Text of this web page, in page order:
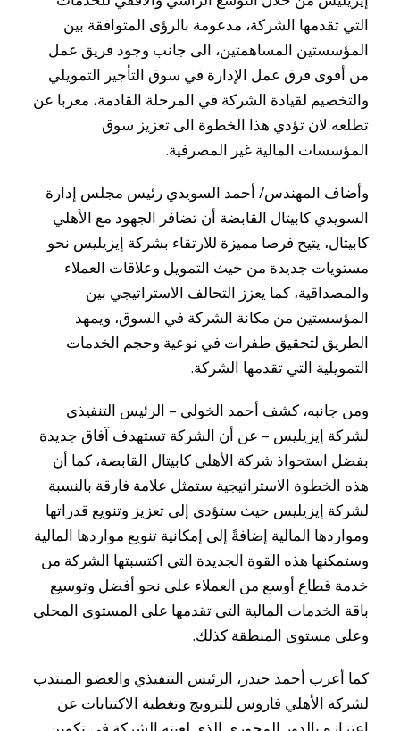
التي تقدمها الشركة، مدعومة بالرؤى المتوافقة بين
المؤسستين المساهمتين، الى جانب وجود فريق عمل
من أقوى فرق عمل الإدارة في سوق التأجير التمويلي
والتخصيم لقيادة الشركة في المرحلة القادمة، معربا عن
تطلعه لان تؤدي هذا الخطوة الى تعزيز سوق
المؤسسات المالية غير المصرفية.
وأضاف المهندس/ أحمد السويدي رئيس مجلس إدارة
السويدي كابيتال القابضة أن تضافر الجهود مع الأهلي
كابيتال، يتيح فرصا مميزة للارتقاء بشركة إيزيليس نحو
مستويات جديدة من حيث التمويل وعلاقات العملاء
والمصداقية، كما يعزز التحالف الاستراتيجي بين
المؤسستين من مكانة الشركة في السوق، ويمهد
الطريق لتحقيق طفرات في نوعية وحجم الخدمات
التمويلية التي تقدمها الشركة.
ومن جانبه، كشف أحمد الخولي – الرئيس التنفيذي
لشركة إيزيليس – عن أن الشركة تستهدف آفاق جديدة
بفضل استحواذ شركة الأهلي كابيتال القابضة، كما أن
هذه الخطوة الاستراتيجية ستمثل علامة فارقة بالنسبة
لشركة إيزيليس حيث ستؤدي إلى تعزيز وتنويع قدراتها
ومواردها المالية إضافةً إلى إمكانية تنويع مواردها المالية
وستمكنها هذه القوة الجديدة التي اكتسبتها الشركة من
خدمة قطاع أوسع من العملاء على نحو أفضل وتوسيع
باقة الخدمات المالية التي تقدمها على المستوى المحلي
وعلى مستوى المنطقة كذلك.
كما أعرب أحمد حيدر، الرئيس التنفيذي والعضو المنتدب
لشركة الأهلي فاروس للترويج وتغطية الاكتتابات عن